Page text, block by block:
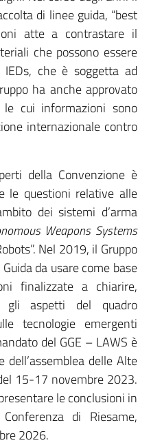
di linee guida, “best
atte a contrastare il
che possono essere
che è soggetta ad
ha anche approvato
cui informazioni sono
internazionale contro
della Convenzione è
le questioni relative alle
dei sistemi d’arma
Weapons Systems
Nel 2019, il Gruppo
da usare come base
finalizzate a chiarire,
gli aspetti del quadro
tecnologie emergenti
del GGE – LAWS è
delle Alte
15-17 novembre 2023.
le conclusioni in
di Riesame,
2026.